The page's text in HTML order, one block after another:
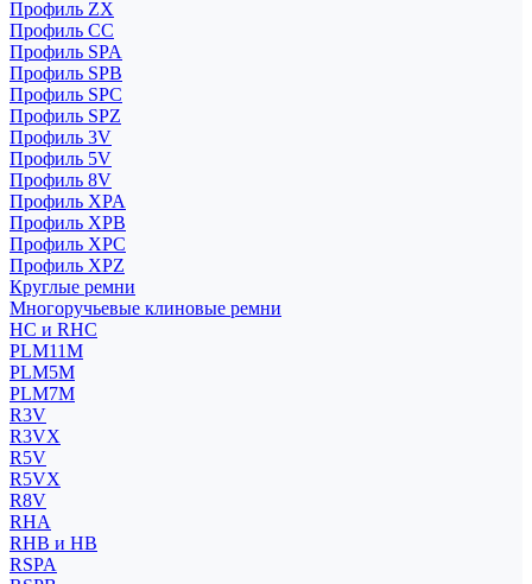
Профиль ZX
Профиль CC
Профиль SPA
Профиль SPB
Профиль SPC
Профиль SPZ
Профиль 3V
Профиль 5V
Профиль 8V
Профиль XPA
Профиль XPB
Профиль XPC
Профиль XPZ
Круглые ремни
Многоручьевые клиновые ремни
HC и RHC
PLM11M
PLM5M
PLM7M
R3V
R3VX
R5V
R5VX
R8V
RHA
RHB и HB
RSPA